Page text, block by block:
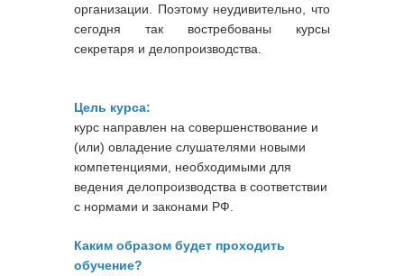
организации. Поэтому неудивительно, что
сегодня так востребованы курсы
секретаря и делопроизводства.
Цель курса:
курс направлен на совершенствование и
(или) овладение слушателями новыми
компетенциями, необходимыми для
ведения делопроизводства в соответствии
с нормами и законами РФ.
Каким образом будет проходить
обучение?